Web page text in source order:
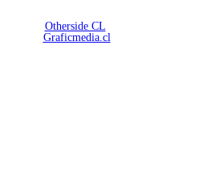
Otherside CL
Graficmedia.cl